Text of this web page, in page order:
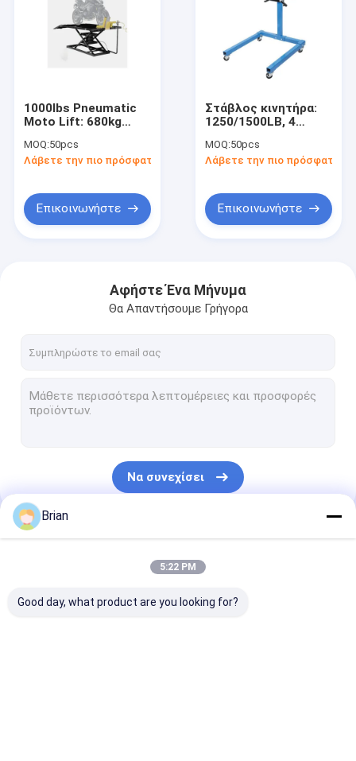
Βίντεο
Επικοινωνήστε μαζί μας
Ειδήσεις
Ζητήστε μια προσφορά
Υδραυλική μετάδοση Jack
Ανελκυστήρας και στάση μηχανών
οδηγημένος λαμπτήρας εργασίας
Ανυψωτικό και Σταντ Μοτοσυκλέτας
1000lbs Pneumatic
Moto Lift: 680kg
940mm Ht για
επισκευή / 4S /
MOQ:50pcs
Λάβετε την πιο πρόσφατη τιμή
Επικοινωνήστε
Στάβλος κινητήρα:
1250/1500LB, 4
αυτοκινητοβιομηχανία/
εμπορικό όχημα
MOQ:50pcs
Λάβετε την πιο πρόσφατη
Επικοινωνήστε
Αφήστε Ένα Μήνυμα
Θα Απαντήσουμε Γρήγορα
Να συνεχίσει
Οι Κατηγορίες Μας
Brian
5:22 PM
Good day, what product are you looking for?